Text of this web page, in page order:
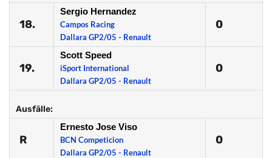
18.
Sergio Hernandez
Campos Racing
Dallara GP2/05 - Renault
0
19.
Scott Speed
iSport International
Dallara GP2/05 - Renault
0
Ausfälle:
R
Ernesto Jose Viso
BCN Competicion
Dallara GP2/05 - Renault
0